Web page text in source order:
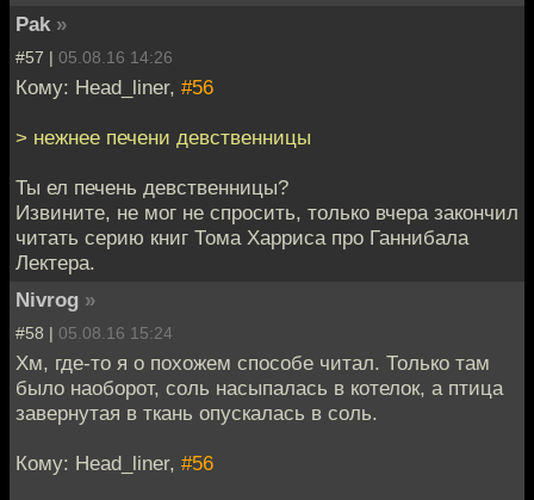
Pak »
#57 | 05.08.16 14:26
Кому: Head_liner, #56
> нежнее печени девственницы
Ты ел печень девственницы?
Извините, не мог не спросить, только вчера закончил
читать серию книг Тома Харриса про Ганнибала
Лектера.
Nivrog »
#58 | 05.08.16 15:24
Хм, где-то я о похожем способе читал. Только там
было наоборот, соль насыпалась в котелок, а птица
завернутая в ткань опускалась в соль.
Кому: Head_liner, #56